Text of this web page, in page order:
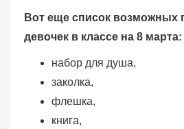
Вот еще список возможных
девочек в классе на 8 марта:
набор для душа,
заколка,
флешка,
книга,